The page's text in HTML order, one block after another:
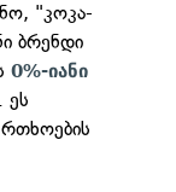
"კოკა-
ბრენდი
0%-იანი
ეს